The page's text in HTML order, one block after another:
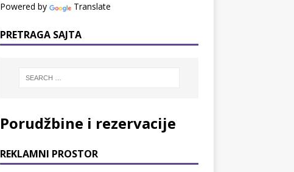
Powered by Translate
PRETRAGA SAJTA
Porudžbine i rezervacije
REKLAMNI PROSTOR